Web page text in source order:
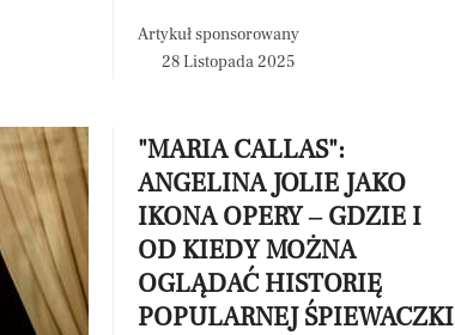
Artykuł sponsorowany
28 Listopada 2025
"MARIA CALLAS":
ANGELINA JOLIE JAKO
IKONA OPERY – GDZIE I
OD KIEDY MOŻNA
OGLĄDAĆ HISTORIĘ
POPULARNEJ ŚPIEWACZKI